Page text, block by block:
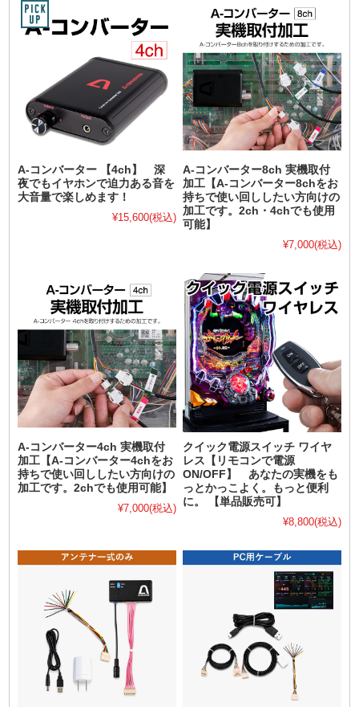
A-コンバーター 【4ch】 深
夜でもイヤホンで迫力ある音を
大音量で楽しめます！
¥15,600(税込)
A-コンバーター8ch 実機取付
加工【A-コンバーター8chをお
持ちで使い回ししたい方向けの
加工です。2ch・4chでも使用
可能】
¥7,000(税込)
A-コンバーター4ch 実機取付
加工【A-コンバーター4chをお
持ちで使い回ししたい方向けの
加工です。2chでも使用可能】
¥7,000(税込)
クイック電源スイッチ ワイヤ
レス【リモコンで電源
ON/OFF】 あなたの実機をも
っとかっこよく。もっと便利
に。 【単品販売可】
¥8,800(税込)